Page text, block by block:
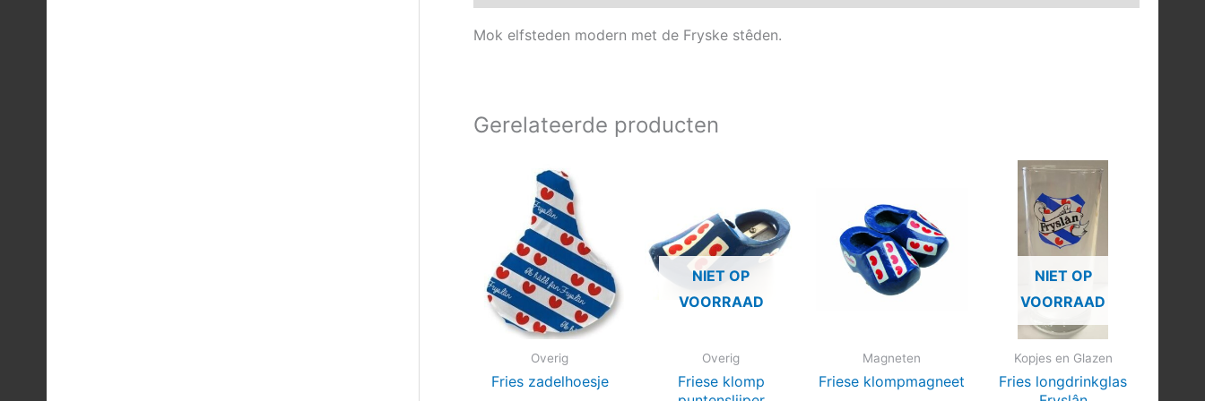
Mok elfsteden modern met de Fryske stêden.
Gerelateerde producten
Overig
Fries zadelhoesje
NIET OP
VOORRAAD
Overig
Friese klomp
Magneten
Friese klompmagneet
NIET OP
VOORRAAD
Kopjes en Glazen
Fries longdrinkglas